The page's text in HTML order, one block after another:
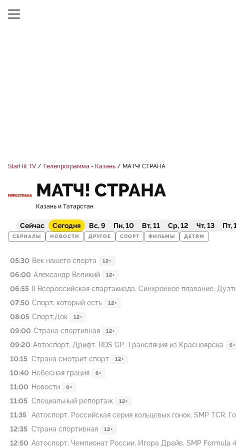
StarHit TV Телепрограмма - Казань МАТЧ! СТРАНА
МАТЧ! СТРАНА
Казань и Татарстан
Сейчас Сегодня Вс, 9 Пн, 10 Вт, 11 Ср, 12 Чт, 13 Пт,
СЕРИАЛЫ НОВОСТИ ДРУГОЕ СПОРТ ФИЛЬМЫ ДЕТЯМ
05:30 Век нашего спорта 12+
06:00 Александр Великий 12+
06:55
II Всероссийская спартакиада. Синхронное плавание.
07:50 Спорт, который есть 12+
08:05 Спорт.Док 12+
09:00 Страна спортивная 12+
09:20 Автоспорт. Дрифт. RDS GP. Трансляция из Красноярска 6+
10:15 Страна смотрит спорт 12+
10:40 Небесная грация 6+
11:00 Новости 0+
11:05 Специальный репортаж 12+
11:35
Автоспорт. Российская серия кольцевых гонок. SMP TCR.
12:35 Страна спортивная 12+
12:50 Автоспорт. Чемпионат России. Игора Драйв. SMP Formula